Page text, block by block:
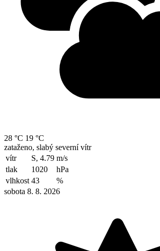
28 °C 19 °C
zataženo, slabý severní vítr
vítr
S, 4.79 m/s
tlak
1020
hPa
vlhkost 43
%
sobota 8. 8. 2026